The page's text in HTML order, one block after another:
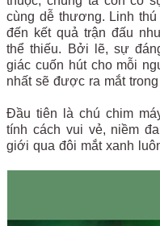
cùng dễ thương. Linh
đến kết quả trận đấu
thể thiếu. Bởi lẽ, sự
giác cuốn hút cho mỗi
nhất sẽ được ra mắt
Đầu tiên là chú chim
tính cách vui vẻ, niềm
giới qua đôi mắt xanh